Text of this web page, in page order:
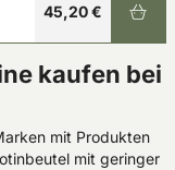
45,20 €
kaufen bei
mit Produkten
mit geringer